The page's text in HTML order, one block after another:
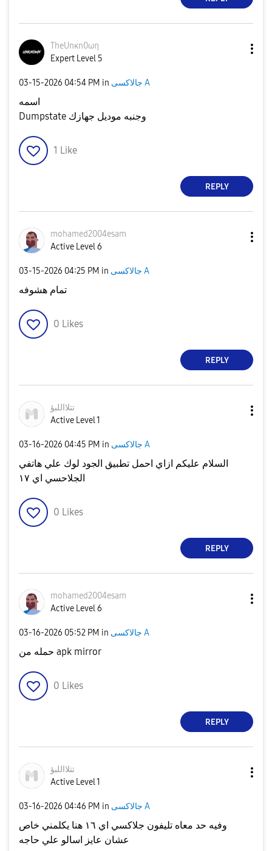
TheUnκn0ωη
Expert Level 5
‎03-15-2026 04:54 PM in جالاكسى A
اسمه
Dumpstate وجنبه موديل جهازك
1 Like
REPLY
mohamed2004esam
Active Level 6
‎03-15-2026 04:25 PM in جالاكسى A
تمام هشوفه
0 Likes
REPLY
تتلااللبؤ
Active Level 1
‎03-16-2026 04:45 PM in جالاكسى A
السلام عليكم ازاي احمل تطبيق الجود لوك علي هاتفي
الجلاحسي اي ١٧
0 Likes
REPLY
mohamed2004esam
Active Level 6
‎03-16-2026 05:52 PM in جالاكسى A
حمله من apk mirror
0 Likes
REPLY
تتلااللبؤ
Active Level 1
‎03-16-2026 04:46 PM in جالاكسى A
وفيه حد معاه تليفون جلاكسي اي ١٦ هنا يكلمني خاص
عشان عايز اسالو علي حاجه